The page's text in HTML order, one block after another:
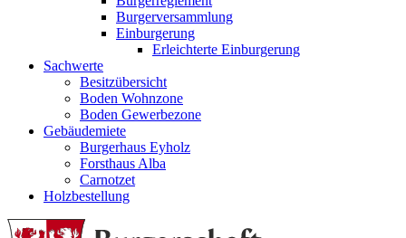
Burgerversammlung
Einburgerung
Erleichterte Einburgerung
Sachwerte
Besitzübersicht
Boden Wohnzone
Boden Gewerbezone
Gebäudemiete
Burgerhaus Eyholz
Forsthaus Alba
Carnotzet
Holzbestellung